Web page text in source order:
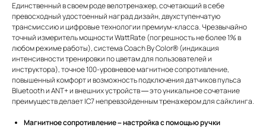
Единственный в своем роде велотренажер, сочетающий в себе
превосходный удостоенный наград дизайн, двухступенчатую
трансмиссию и цифровые технологии премиум-класса. Чрезвычайно
точный измеритель мощности WattRate (погрешность не более 1% в
любом режиме работы), система Coach By Color® (индикация
интенсивности тренировки по цветам для пользователей и
инструктора), точное 100-уровневое магнитное сопротивление,
повышенный комфорт и возможность подключения датчиков пульса
Bluetooth и ANT+ и внешних устройств — это уникальное сочетание
преимуществ делает IC7 непревзойденным тренажером для сайклинга.
Магнитное сопротивление – настройка с помощью ручки